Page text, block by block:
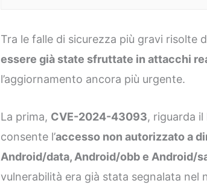
Tra le falle di sicurezza più gravi risolte
essere già state sfruttate in attacchi
l’aggiornamento ancora più urgente.
La prima, CVE-2024-43093, riguarda il
consente l’accesso non autorizzato a
Android/data, Android/obb e Android/
vulnerabilità era già stata segnalata nel